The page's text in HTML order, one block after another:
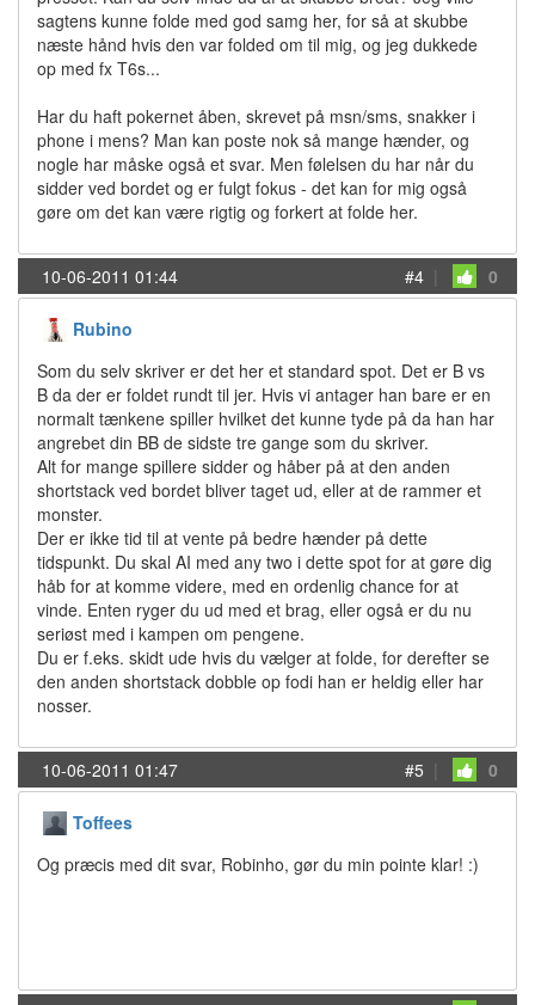
sagtens kunne folde med god samg her, for så at skubbe
næste hånd hvis den var folded om til mig, og jeg dukkede
op med fx T6s...
Har du haft pokernet åben, skrevet på msn/sms, snakker i
phone i mens? Man kan poste nok så mange hænder, og
nogle har måske også et svar. Men følelsen du har når du
sidder ved bordet og er fulgt fokus - det kan for mig også
gøre om det kan være rigtig og forkert at folde her.
10-06-2011 01:44 #4 | 0
Rubino
Som du selv skriver er det her et standard spot. Det er B vs
B da der er foldet rundt til jer. Hvis vi antager han bare er en
normalt tænkene spiller hvilket det kunne tyde på da han har
angrebet din BB de sidste tre gange som du skriver.
Alt for mange spillere sidder og håber på at den anden
shortstack ved bordet bliver taget ud, eller at de rammer et
monster.
Der er ikke tid til at vente på bedre hænder på dette
tidspunkt. Du skal AI med any two i dette spot for at gøre dig
håb for at komme videre, med en ordenlig chance for at
vinde. Enten ryger du ud med et brag, eller også er du nu
seriøst med i kampen om pengene.
Du er f.eks. skidt ude hvis du vælger at folde, for derefter se
den anden shortstack dobble op fodi han er heldig eller har
nosser.
10-06-2011 01:47 #5 | 0
Toffees
Og præcis med dit svar, Robinho, gør du min pointe klar! :)